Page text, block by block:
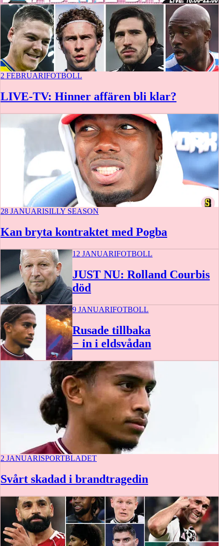
2 FEBRUARIFOTBOLL
LIVE-TV: Hinner affären bli klar?
28 JANUARISILLY SEASON
Kan bryta kontraktet med Pogba
12 JANUARIFOTBOLL
JUST NU: Rolland Courbis
död
9 JANUARIFOTBOLL
Rusade tillbaka
− in i eldsvådan
2 JANUARISPORTBLADET
Svårt skadad i brandtragedin